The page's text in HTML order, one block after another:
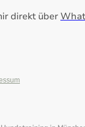
direkt über